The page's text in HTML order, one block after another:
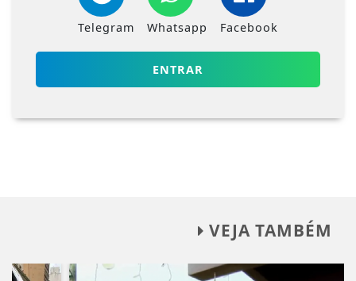
Telegram Whatsapp Facebook
ENTRAR
VEJA TAMBÉM